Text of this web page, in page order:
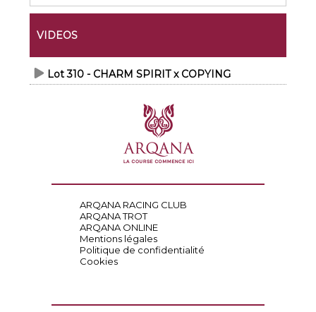
VIDEOS
Lot 310 - CHARM SPIRIT x COPYING
ARQANA RACING CLUB
ARQANA TROT
ARQANA ONLINE
Mentions légales
Politique de confidentialité
Cookies